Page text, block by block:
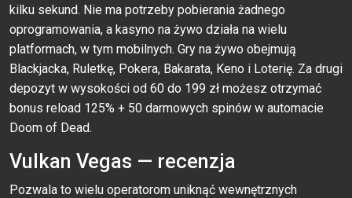
kilku sekund. Nie ma potrzeby pobierania żadnego
oprogramowania, a kasyno na żywo działa na wielu
platformach, w tym mobilnych. Gry na żywo obejmują
Blackjacka, Ruletkę, Pokera, Bakarata, Keno i Loterię. Za drugi
depozyt w wysokości od 60 do 199 zł możesz otrzymać
bonus reload 125% + 50 darmowych spinów w automacie
Doom of Dead.
Vulkan Vegas — recenzja
Pozwala to wielu operatorom uniknąć wewnętrznych